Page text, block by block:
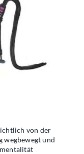
von der
wegbewegt und